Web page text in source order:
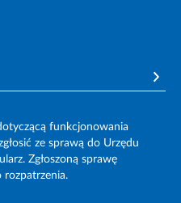
funkcjonowania
ze sprawą do Urzędu
Zgłoszoną sprawę
rozpatrzenia.